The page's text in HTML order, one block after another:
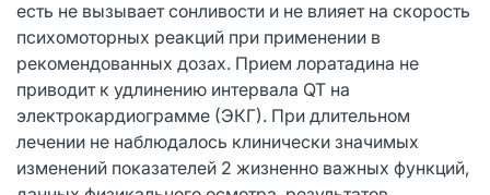
есть не вызывает сонливости и не влияет на скорость
психомоторных реакций при применении в
рекомендованных дозах. Прием лоратадина не
приводит к удлинению интервала QT на
электрокардиограмме (ЭКГ). При длительном
лечении не наблюдалось клинически значимых
изменений показателей 2 жизненно важных функций,